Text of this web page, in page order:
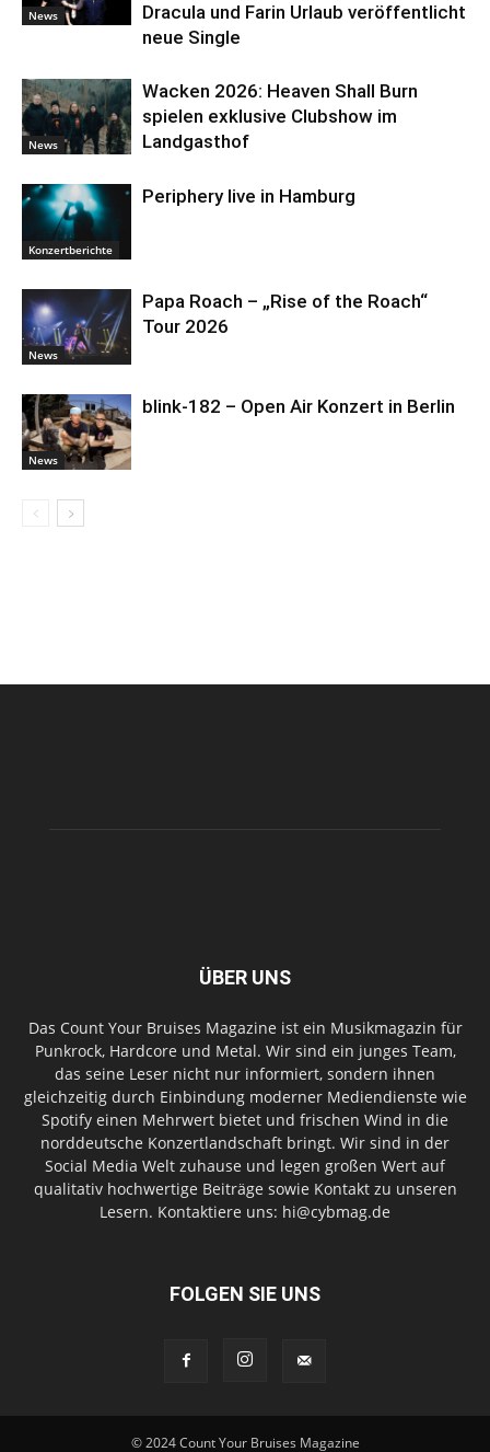
News
Dracula und Farin Urlaub veröffentlicht
neue Single
News
Wacken 2026: Heaven Shall Burn
spielen exklusive Clubshow im
Landgasthof
Konzertberichte
Periphery live in Hamburg
News
Papa Roach – „Rise of the Roach“
Tour 2026
News
blink-182 – Open Air Konzert in Berlin
ÜBER UNS
Das Count Your Bruises Magazine ist ein Musikmagazin für
Punkrock, Hardcore und Metal. Wir sind ein junges Team,
das seine Leser nicht nur informiert, sondern ihnen
gleichzeitig durch Einbindung moderner Mediendienste wie
Spotify einen Mehrwert bietet und frischen Wind in die
norddeutsche Konzertlandschaft bringt. Wir sind in der
Social Media Welt zuhause und legen großen Wert auf
qualitativ hochwertige Beiträge sowie Kontakt zu unseren
Lesern. Kontaktiere uns: hi@cybmag.de
FOLGEN SIE UNS
© 2024 Count Your Bruises Magazine